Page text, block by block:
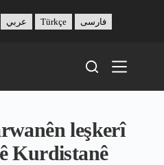
عربي Türkçe فارسی
leşkerî
Kurdistanê